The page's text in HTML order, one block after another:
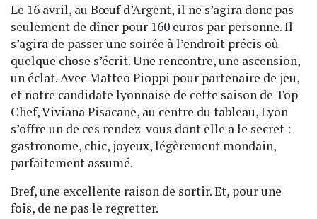
Le 16 avril, au Bœuf d’Argent, il ne s’agira donc pas
seulement de dîner pour 160 euros par personne. Il
s’agira de passer une soirée à l’endroit précis où
quelque chose s’écrit. Une rencontre, une ascension,
un éclat. Avec Matteo Pioppi pour partenaire de jeu,
et notre candidate lyonnaise de cette saison de Top
Chef, Viviana Pisacane, au centre du tableau, Lyon
s’offre un de ces rendez-vous dont elle a le secret :
gastronome, chic, joyeux, légèrement mondain,
parfaitement assumé.
Bref, une excellente raison de sortir. Et, pour une
fois, de ne pas le regretter.